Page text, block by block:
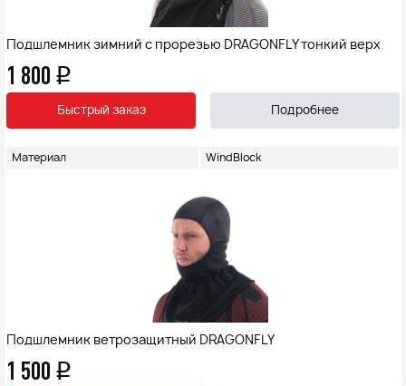
Подшлемник зимний с прорезью DRAGONFLY тонкий верх
1 800 q
Быстрый заказ Подробнее
Материал WindBlock
Подшлемник ветрозащитный DRAGONFLY
1 500 q